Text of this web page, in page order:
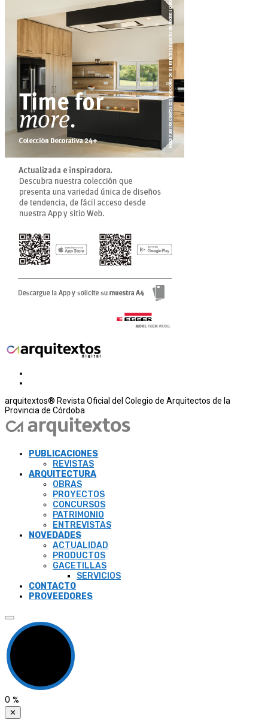
arquitextos® Revista Oficial del Colegio de Arquitectos de la
Provincia de Córdoba
PUBLICACIONES
REVISTAS
ARQUITECTURA
OBRAS
PROYECTOS
CONCURSOS
PATRIMONIO
ENTREVISTAS
NOVEDADES
ACTUALIDAD
PRODUCTOS
GACETILLAS
SERVICIOS
CONTACTO
PROVEEDORES
0 %
✕